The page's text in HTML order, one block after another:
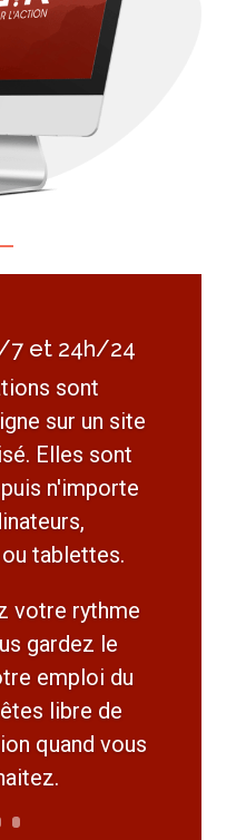
7 et 24h/24
sont
sur un site
Elles sont
n'importe
tablettes.
votre rythme
gardez le
emploi du
libre de
quand vous